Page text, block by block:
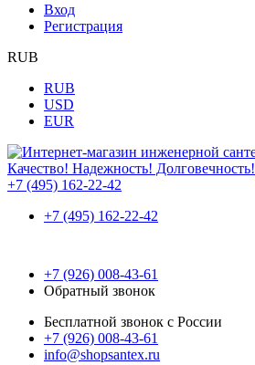
Вход
Регистрация
RUB
RUB
USD
EUR
Качество! Надежность! Долговечность!
+7 (495) 162-22-42
+7 (495) 162-22-42
+7 (926) 008-43-61
Обратный звонок
Бесплатной звонок с России
+7 (926) 008-43-61
info@shopsantex.ru